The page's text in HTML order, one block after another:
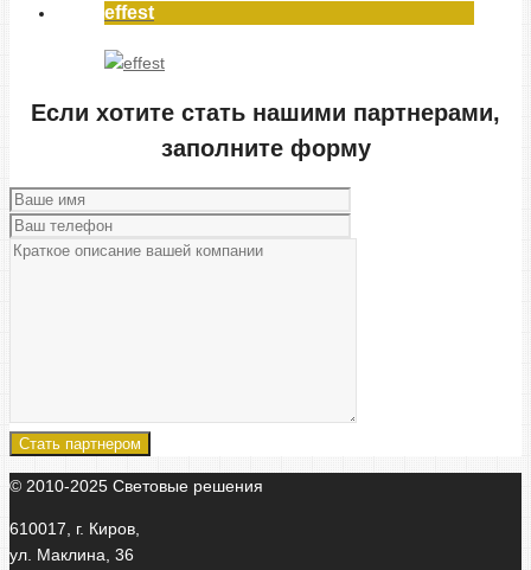
effest
Если хотите стать нашими партнерами,
заполните форму
© 2010-2025 Световые решения
610017, г. Киров,
ул. Маклина, 36